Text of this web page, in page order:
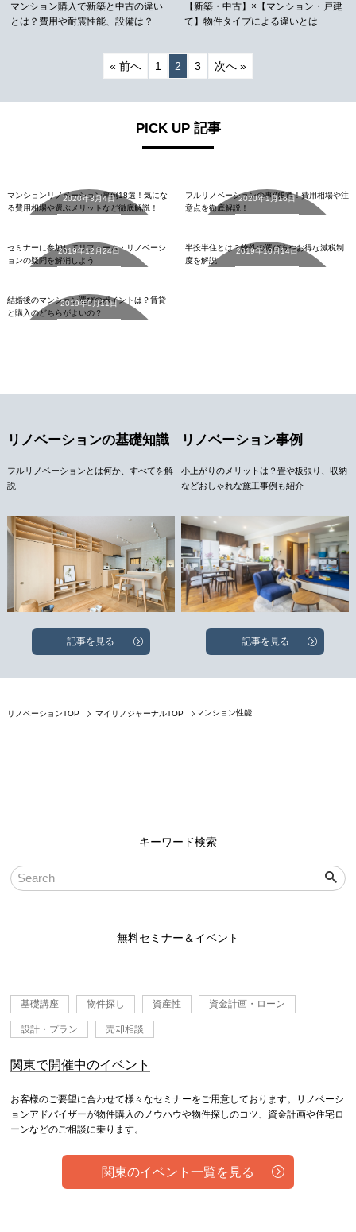
マンション購入で新築と中古の違い
とは？費用や耐震性能、設備は？
【新築・中古】×【マンション・戸建
て】物件タイプによる違いとは
« 前へ 1 2 3 次へ »
PICK UP 記事
2020年3月4日
マンションリノベーション事例18選！気にな
る費用相場や選ぶメリットなど徹底解説！
2020年1月16日
フルリノベーションの事例8選！費用相場や注
意点を徹底解説！
2019年12月24日
セミナーに参加してリフォーム・リノベーシ
ョンの疑問を解消しよう
2019年10月14日
半投半住とは？物件の選び方やお得な減税制
度を解説
2019年9月11日
結婚後のマンション選びのポイントは？賃貸
と購入のどちらがよいの？
リノベーションの基礎知識
フルリノベーションとは何か、すべてを解
説
記事を見る
リノベーション事例
小上がりのメリットは？畳や板張り、収納
などおしゃれな施工事例も紹介
記事を見る
リノベーションTOP マイリノジャーナルTOP マンション性能
キーワード検索
無料セミナー＆イベント
基礎講座 物件探し 資産性 資金計画・ローン
設計・プラン 売却相談
関東で開催中のイベント
お客様のご要望に合わせて様々なセミナーをご用意しております。リノベーシ
ョンアドバイザーが物件購入のノウハウや物件探しのコツ、資金計画や住宅ロ
ーンなどのご相談に乗ります。
関東のイベント一覧を見る